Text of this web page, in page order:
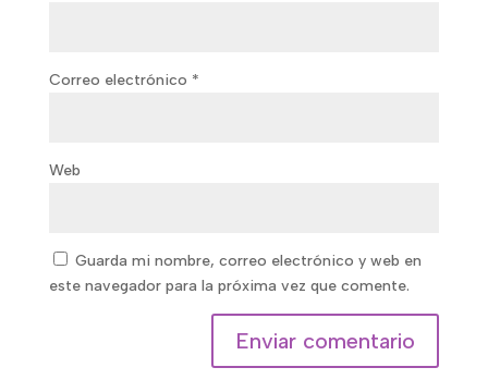
Correo electrónico *
Web
Guarda mi nombre, correo electrónico y web en
este navegador para la próxima vez que comente.